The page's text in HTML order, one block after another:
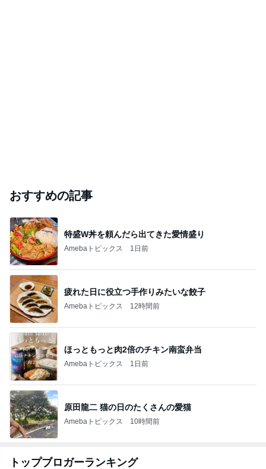
おすすめの記事
特盛W丼を頼んだら出てきた愛情盛り
Amebaトピックス 1日前
疲れた日に役立つ手作りみたいな餃子
Amebaトピックス 12時間前
ほっともっと肉2倍のチキン南蛮弁当
Amebaトピックス 1日前
原田龍二 猫の日のたくさんの愛猫
Amebaトピックス 10時間前
トップブロガーランキング